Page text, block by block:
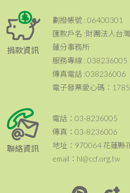
捐款資訊
劃撥帳號 : 06400301
匯款戶名 :財團法人台
蓮分事務所
服務專線 : 038236005
傳真電話 :038236006
電子發票愛心碼：1785
聯絡資訊
電話：03-8236005
傳真：03-8236006
地址：970064 花蓮縣
email：hl@ccf.org.tw